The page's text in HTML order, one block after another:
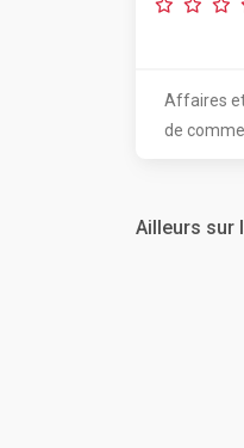
Affaires
de
Ailleurs sur